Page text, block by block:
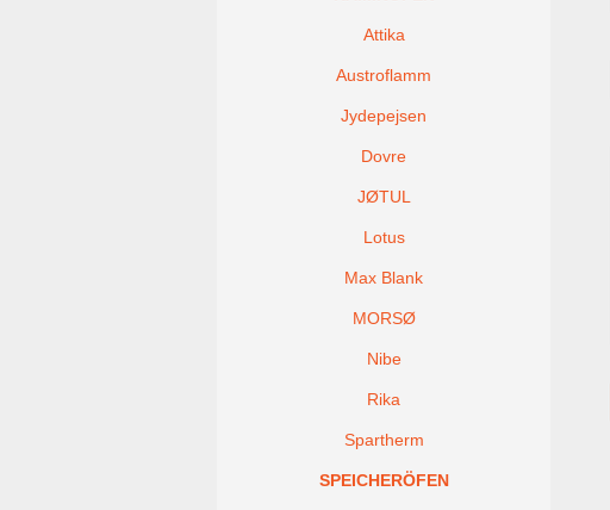
Attika
Austroflamm
Jydepejsen
Dovre
JØTUL
Lotus
Max Blank
MORSØ
Nibe
Rika
Spartherm
SPEICHERÖFEN